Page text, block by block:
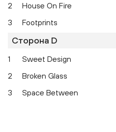
2
House On Fire
3
Footprints
Сторона D
1 Sweet Design
2
Broken Glass
3
Space Between